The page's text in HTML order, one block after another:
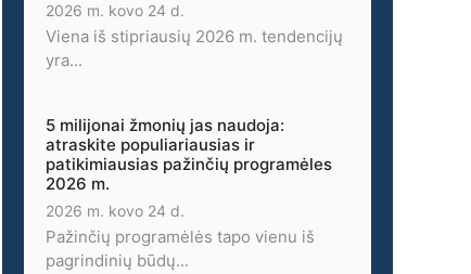
2026 m. kovo 24 d.
Viena iš stipriausių 2026 m. tendencijų
yra...
5 milijonai žmonių jas naudoja:
atraskite populiariausias ir
patikimiausias pažinčių programėles
2026 m.
2026 m. kovo 24 d.
Pažinčių programėlės tapo vienu iš
pagrindinių būdų...